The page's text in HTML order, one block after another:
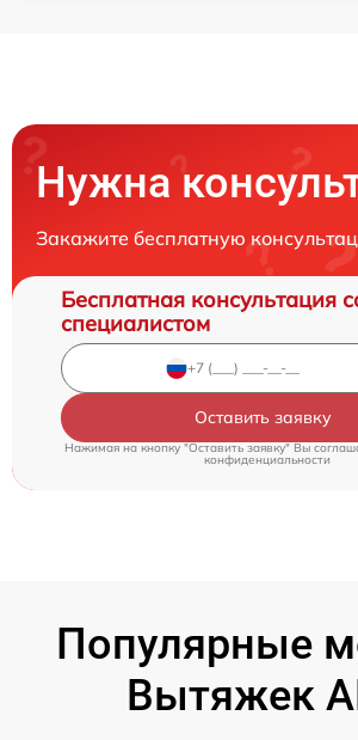
Нужна
Закажите бесплатную
Бесплатная консультация
специалистом
Оставить заявку
Нажимая на кнопку "Оставить заявку" Вы
конфиденциальности
Популярные
Вытяжек